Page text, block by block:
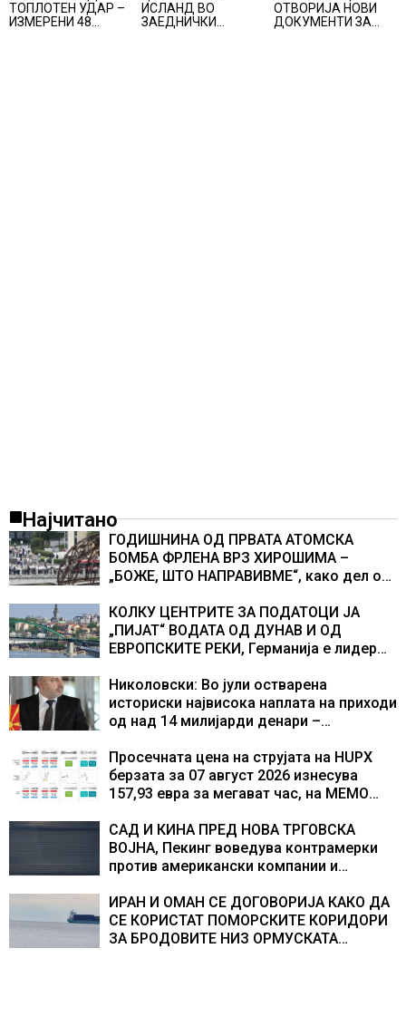
ТОПЛОТЕН УДАР –
ИЗМЕРЕНИ 48
ИСЛАНД ВО
ЗАЕДНИЧКИ
ОТВОРИЈА НОВИ
ДОКУМЕНТИ ЗА
Најчитано
ГОДИШНИНА ОД ПРВАТА АТОМСКА
БОМБА ФРЛЕНА ВРЗ ХИРОШИМА –
„БОЖЕ, ШТО НАПРАВИВМЕ“, како дел од
учесниците во бомбардирањето го
доживуваа овој настан што го промени
текот на историјата
КОЛКУ ЦЕНТРИТЕ ЗА ПОДАТОЦИ ЈА
„ПИЈАТ“ ВОДАТА ОД ДУНАВ И ОД
ЕВРОПСКИТЕ РЕКИ, Германија е лидер
центри за податоци
Николовски: Во јули остварена
историски највисока наплата на приходи
од над 14 милијарди денари –
резултати
Просечната цена на струјата на HUPX
берзата за 07 август 2026 изнесува
157,93 евра за мегават час, на МЕМО
САД И КИНА ПРЕД НОВА ТРГОВСКА
ВОЈНА, Пекинг воведува контрамерки
против американски компании и
ИРАН И ОМАН СЕ ДОГОВОРИЈА КАКО ДА
СЕ КОРИСТАТ ПОМОРСКИТЕ КОРИДОРИ
ЗА БРОДОВИТЕ НИЗ ОРМУСКАТА